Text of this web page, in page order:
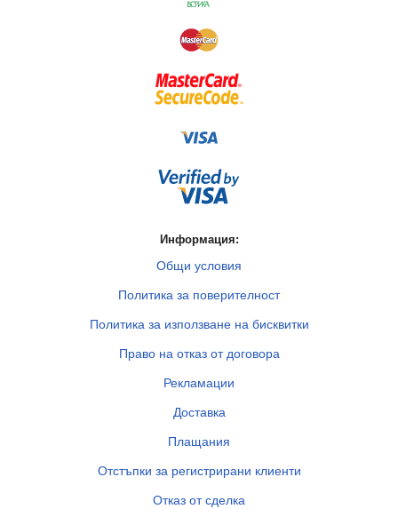
Информация:
Общи условия
Политика за поверителност
Политика за използване на бисквитки
Право на отказ от договора
Рекламации
Доставка
Плащания
Отстъпки за регистрирани клиенти
Отказ от сделка